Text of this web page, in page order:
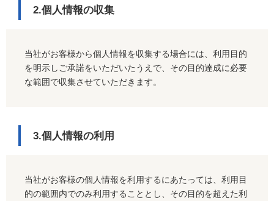
2.個人情報の収集
当社がお客様から個人情報を収集する場合には、利用目的
を明示しご承諾をいただいたうえで、その目的達成に必要
な範囲で収集させていただきます。
3.個人情報の利用
当社がお客様の個人情報を利用するにあたっては、利用目
的の範囲内でのみ利用することとし、その目的を超えた利